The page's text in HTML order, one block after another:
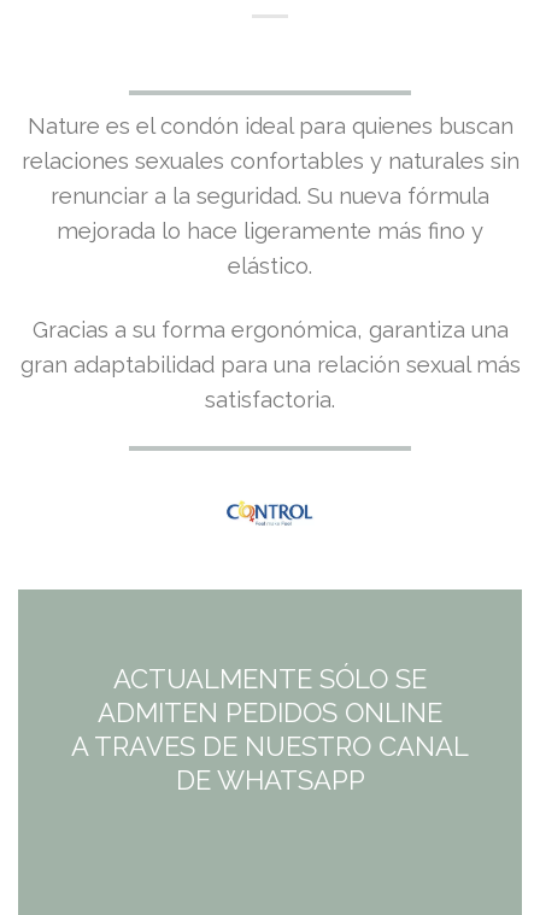
Nature es el condón ideal para quienes buscan
relaciones sexuales confortables y naturales sin
renunciar a la seguridad. Su nueva fórmula
mejorada lo hace ligeramente más fino y
elástico.
Gracias a su forma ergonómica, garantiza una
gran adaptabilidad para una relación sexual más
satisfactoria.
ACTUALMENTE SÓLO SE
ADMITEN PEDIDOS ONLINE
A TRAVES DE NUESTRO CANAL
DE WHATSAPP